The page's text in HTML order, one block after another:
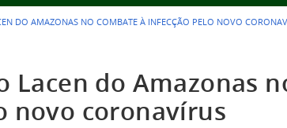
DO AMAZONAS NO COMBATE À INFECÇÃO PELO NOVO
Lacen do Amazonas
novo coronavírus